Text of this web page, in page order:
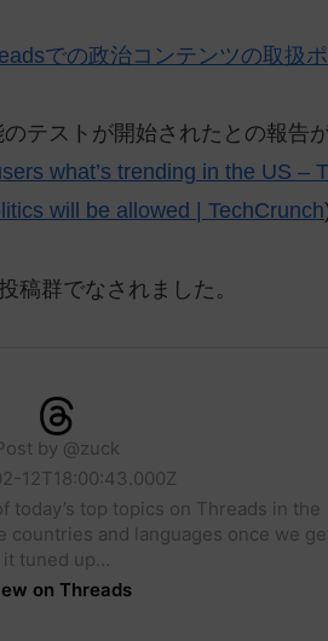
での政治コンテンツの取扱
テストが開始されたとの報告
what’s trending in the US –
will be allowed | TechCrunch
稿群でなされました。
by @zuck
12T18:00:43.000Z
today’s top topics on Threads in the
countries and languages once we
it tuned up…
on Threads